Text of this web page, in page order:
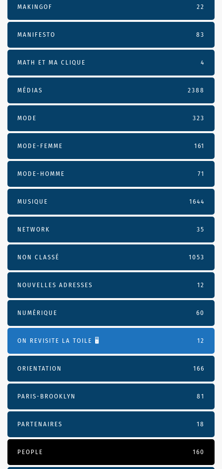
MAKINGOF 22
MANIFESTO 83
MATH ET MA CLIQUE 4
MÉDIAS 2388
MODE 323
MODE-FEMME 161
MODE-HOMME 71
MUSIQUE 1644
NETWORK 35
NON CLASSÉ 1053
NOUVELLES ADRESSES 12
NUMÉRIQUE 60
ON REVISITE LA TOILE 🖥️ 12
ORIENTATION 166
PARIS-BROOKLYN 81
PARTENAIRES 18
PEOPLE 160